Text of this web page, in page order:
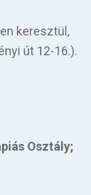
keresztül,
út 12-16.).
Osztály;